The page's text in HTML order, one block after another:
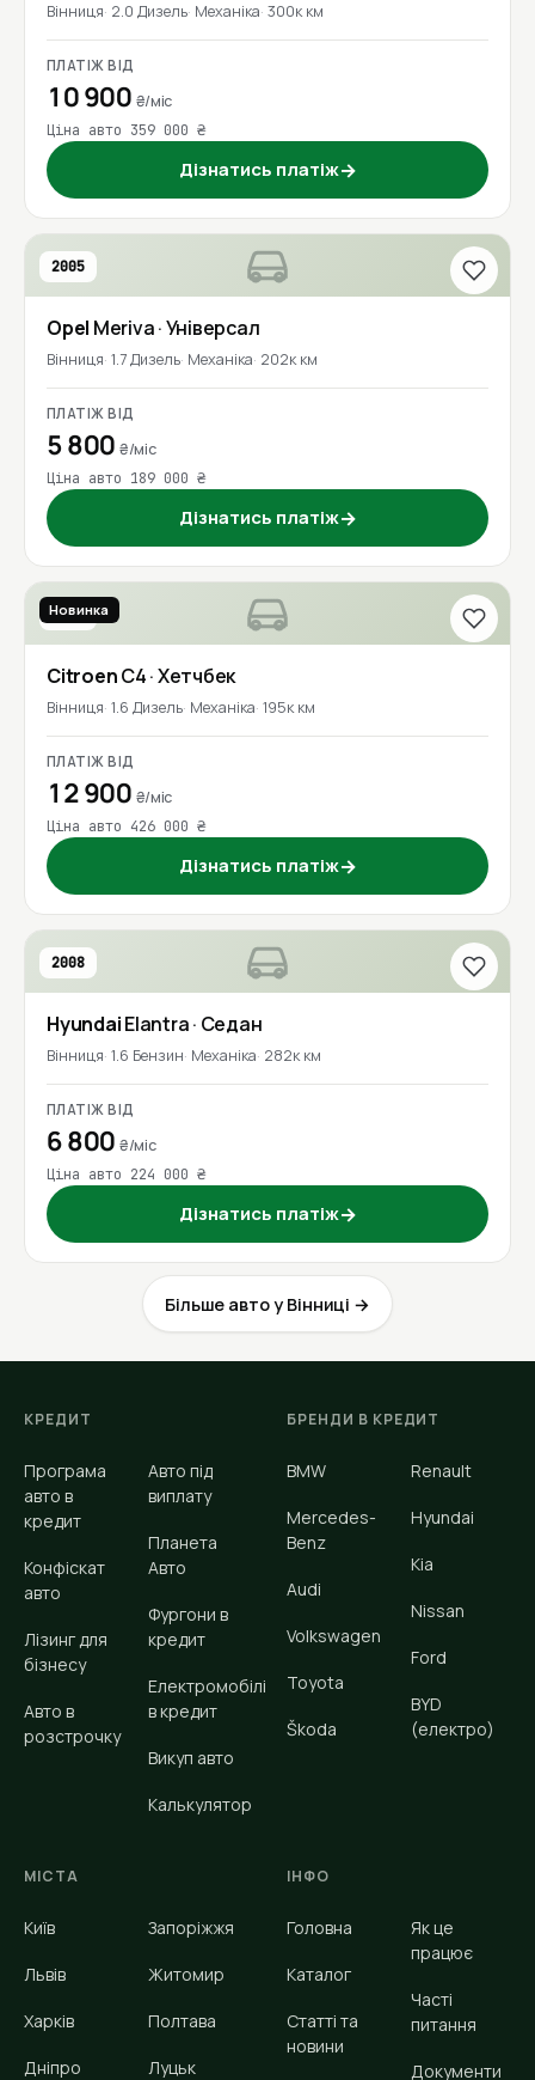
Вінниця 2.0 Дизель Механіка 300к км
ПЛАТІЖ ВІД
10 900 ₴/міс
Ціна авто 359 000 ₴
Дізнатись платіж→
2005
Opel Meriva· Універсал
Вінниця 1.7 Дизель Механіка 202к км
ПЛАТІЖ ВІД
5 800₴/міс
Ціна авто 189 000 ₴
Дізнатись платіж→
2017
Новинка
CitroenC4· Хетчбек
Вінниця 1.6 Дизель Механіка 195к км
ПЛАТІЖ ВІД
12 900 ₴/міс
Ціна авто 426 000 ₴
Дізнатись платіж→
2008
HyundaiElantra· Седан
Вінниця 1.6 Бензин Механіка 282к км
ПЛАТІЖ ВІД
6 800₴/міс
Ціна авто 224 000 ₴
Дізнатись платіж→
Більше авто у Вінниці →
КРЕДИТ
Програма
авто в
кредит
Конфіскат
авто
Лізинг для
бізнесу
Авто в
розстрочку
Авто під
виплату
Планета
Авто
Фургони в
кредит
Електромобілі
в кредит
Викуп авто
Калькулятор
БРЕНДИ В КРЕДИТ
BMW
Mercedes-
Benz
Audi
Volkswagen
Toyota
Škoda
Renault
Hyundai
Kia
Nissan
Ford
BYD
(електро)
МІСТА
Київ
Львів
Харків
Дніпро
Запоріжжя
Житомир
Полтава
Луцьк
ІНФО
Головна
Каталог
Статті та
новини
Як це
працює
Часті
питання
Документи